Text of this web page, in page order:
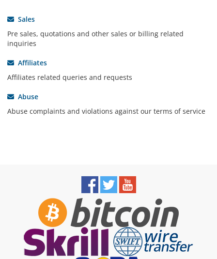
Sales
Pre sales, quotations and other sales or billing related
inquiries
Affiliates
Affiliates related queries and requests
Abuse
Abuse complaints and violations against our terms of service